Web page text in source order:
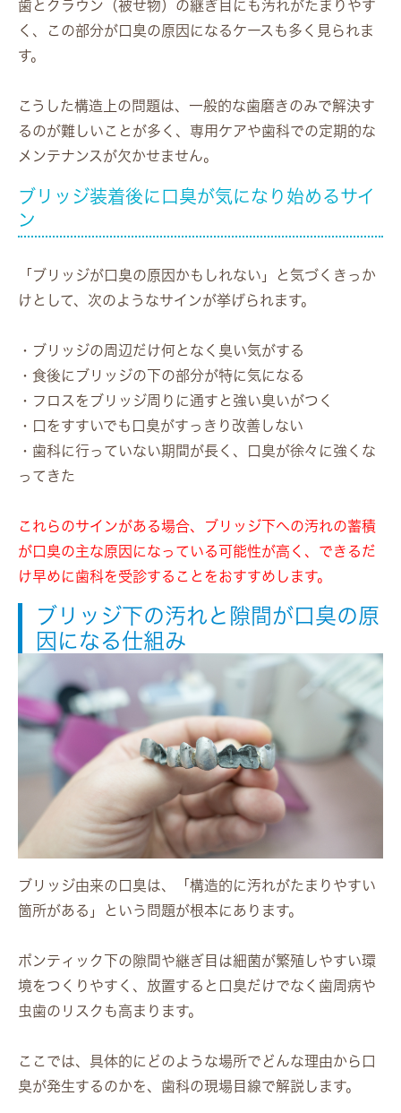
歯とクラウン（被せ物）の継ぎ目にも汚れがたまりやす
く、この部分が口臭の原因になるケースも多く見られま
す。
こうした構造上の問題は、一般的な歯磨きのみで解決す
るのが難しいことが多く、専用ケアや歯科での定期的な
メンテナンスが欠かせません。
ブリッジ装着後に口臭が気になり始めるサイ
ン
「ブリッジが口臭の原因かもしれない」と気づくきっか
けとして、次のようなサインが挙げられます。
・ブリッジの周辺だけ何となく臭い気がする
・食後にブリッジの下の部分が特に気になる
・フロスをブリッジ周りに通すと強い臭いがつく
・口をすすいでも口臭がすっきり改善しない
・歯科に行っていない期間が長く、口臭が徐々に強くな
ってきた
これらのサインがある場合、ブリッジ下への汚れの蓄積
が口臭の主な原因になっている可能性が高く、できるだ
け早めに歯科を受診することをおすすめします。
ブリッジ下の汚れと隙間が口臭の原
因になる仕組み
ブリッジ由来の口臭は、「構造的に汚れがたまりやすい
箇所がある」という問題が根本にあります。
ポンティック下の隙間や継ぎ目は細菌が繁殖しやすい環
境をつくりやすく、放置すると口臭だけでなく歯周病や
虫歯のリスクも高まります。
ここでは、具体的にどのような場所でどんな理由から口
臭が発生するのかを、歯科の現場目線で解説します。